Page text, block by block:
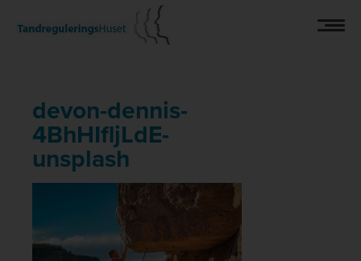
devon-dennis-
4BhHIfljLdE-
unsplash